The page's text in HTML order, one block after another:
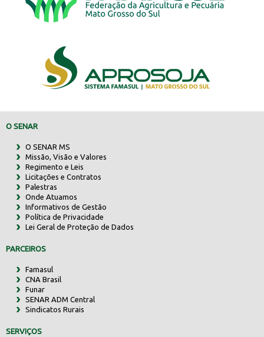
O SENAR
O SENAR MS
Missão, Visão e Valores
Regimento e Leis
Licitações e Contratos
Palestras
Onde Atuamos
Informativos de Gestão
Política de Privacidade
Lei Geral de Proteção de Dados
PARCEIROS
Famasul
CNA Brasil
Funar
SENAR ADM Central
Sindicatos Rurais
SERVIÇOS